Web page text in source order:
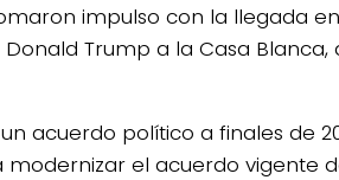
impulso con la llegada en
Trump a la Casa Blanca,
acuerdo político a finales de
el acuerdo vigente